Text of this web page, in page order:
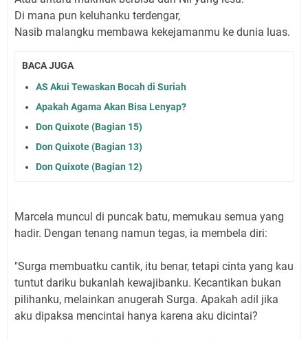
Di mana pun keluhanku terdengar,
Nasib malangku membawa kekejamanmu ke dunia luas.
BACA JUGA
AS Akui Tewaskan Bocah di Suriah
Apakah Agama Akan Bisa Lenyap?
Don Quixote (Bagian 15)
Don Quixote (Bagian 13)
Don Quixote (Bagian 12)
Marcela muncul di puncak batu, memukau semua yang
hadir. Dengan tenang namun tegas, ia membela diri:
"Surga membuatku cantik, itu benar, tetapi cinta yang kau
tuntut dariku bukanlah kewajibanku. Kecantikan bukan
pilihanku, melainkan anugerah Surga. Apakah adil jika
aku dipaksa mencintai hanya karena aku dicintai?